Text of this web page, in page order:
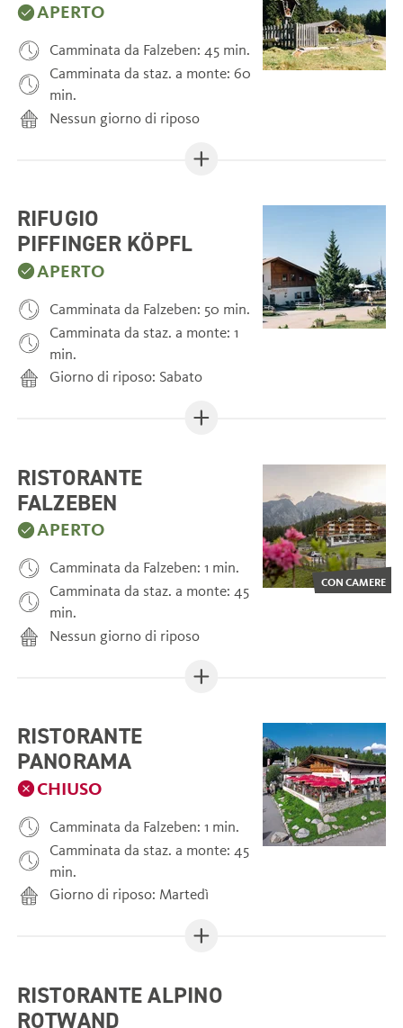
APERTO
Camminata da Falzeben: 45 min.
Camminata da staz. a monte: 60
min.
Nessun giorno di riposo
RIFUGIO
PIFFINGER KÖPFL
APERTO
Camminata da Falzeben: 50 min.
Camminata da staz. a monte: 1
min.
Giorno di riposo: Sabato
CON CAMERE
RISTORANTE
FALZEBEN
APERTO
Camminata da Falzeben: 1 min.
Camminata da staz. a monte: 45
min.
Nessun giorno di riposo
RISTORANTE
PANORAMA
CHIUSO
Camminata da Falzeben: 1 min.
Camminata da staz. a monte: 45
min.
Giorno di riposo: Martedì
RISTORANTE ALPINO
ROTWAND